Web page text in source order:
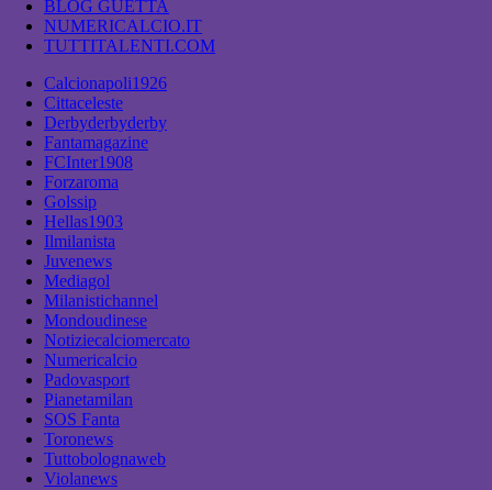
BLOG GUETTA
NUMERICALCIO.IT
TUTTITALENTI.COM
Calcionapoli1926
Cittaceleste
Derbyderbyderby
Fantamagazine
FCInter1908
Forzaroma
Golssip
Hellas1903
Ilmilanista
Juvenews
Mediagol
Milanistichannel
Mondoudinese
Notiziecalciomercato
Numericalcio
Padovasport
Pianetamilan
SOS Fanta
Toronews
Tuttobolognaweb
Violanews